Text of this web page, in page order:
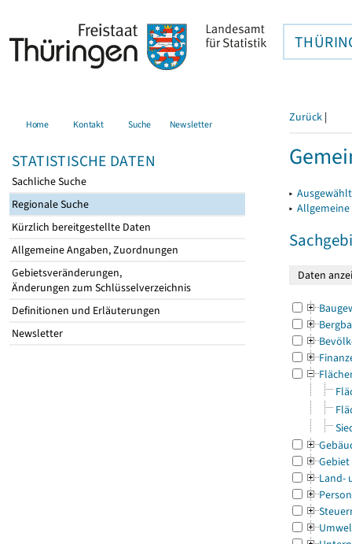
Home Kontakt Suche Newsletter
STATISTISCHE DATEN
Sachliche Suche
Regionale Suche
Kürzlich bereitgestellte Daten
Allgemeine Angaben, Zuordnungen
Gebietsveränderungen,
Änderungen zum Schlüsselverzeichnis
Definitionen und Erläuterungen
Newsletter
Zurück |
▸
▸
Gebiet
Land-